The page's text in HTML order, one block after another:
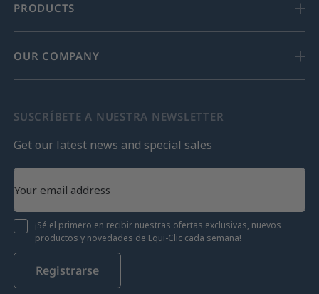
PRODUCTS
OUR COMPANY
SUSCRÍBETE A NUESTRA NEWSLETTER
Get our latest news and special sales
¡Sé el primero en recibir nuestras ofertas exclusivas, nuevos
productos y novedades de Equi-Clic cada semana!
Registrarse